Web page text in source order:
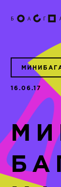
16.06.17